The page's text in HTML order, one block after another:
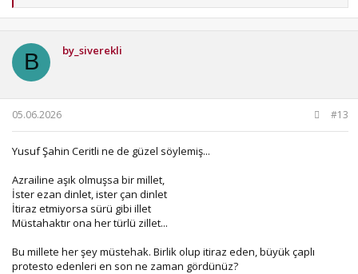
p
e
r
B by_siverekli
05.06.2026 #13
Yusuf Şahin Ceritli ne de güzel söylemiş...
Azrailine aşık olmuşsa bir millet,
İster ezan dinlet, ister çan dinlet
İtiraz etmiyorsa sürü gibi illet
Müstahaktır ona her türlü zillet...
Bu millete her şey müstehak. Birlik olup itiraz eden, büyük çaplı
protesto edenleri en son ne zaman gördünüz?